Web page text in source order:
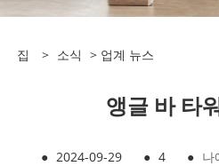
집 > 소식 > 업계 뉴스
앵글 바 타
● 2024-09-29 ● 4 ● 나